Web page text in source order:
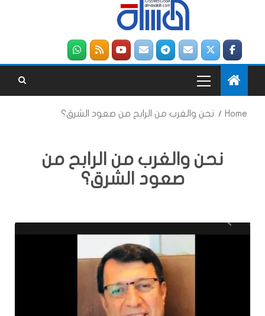
Home نحن والغرب من الرابح من صعود الشرق؟
نحن والغرب من الرابح من
صعود الشرق؟